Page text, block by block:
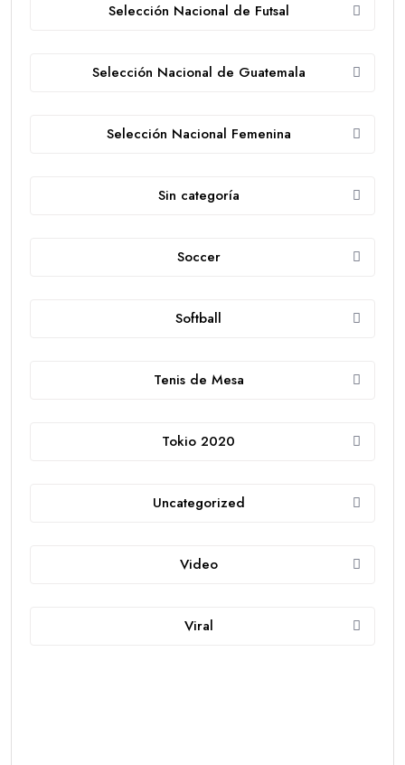
Selección Nacional de Futsal
Selección Nacional de Guatemala
Selección Nacional Femenina
Sin categoría
Soccer
Softball
Tenis de Mesa
Tokio 2020
Uncategorized
Video
Viral